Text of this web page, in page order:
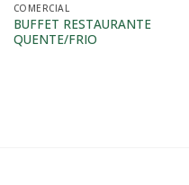
COMERCIAL
BUFFET RESTAURANTE
QUENTE/FRIO